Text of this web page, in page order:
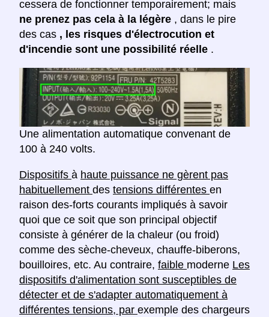
cessera de fonctionner temporairement; mais
ne prenez pas cela à la légère , dans le pire
des cas , les risques d'électrocution et
d'incendie sont une possibilité réelle .
Une alimentation automatique convenant de
100 à 240 volts.
Dispositifs à haute puissance ne gèrent pas
habituellement des tensions différentes en
raison des-forts courants impliqués à savoir
quoi que ce soit que son principal objectif
consiste à générer de la chaleur (ou froid)
comme des sèche-cheveux, chauffe-biberons,
bouilloires, etc. Au contraire, faible moderne Les
dispositifs d'alimentation sont susceptibles de
détecter et de s'adapter automatiquement à
différentes tensions, par exemple des chargeurs